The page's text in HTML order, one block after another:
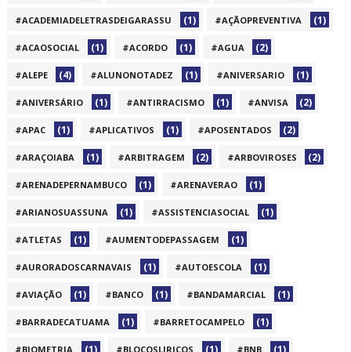
#ACADEMIADELETRASDEIGARASSU (1) #AÇÃOPREVENTIVA (1)
#ACAOSOCIAL (1) #ACORDO (1) #AGUA (2)
#ALEPE (4) #ALUNONOTADEZ (1) #ANIVERSARIO (1)
#ANIVERSÁRIO (1) #ANTIRRACISMO (1) #ANVISA (2)
#APAC (1) #APLICATIVOS (1) #APOSENTADOS (2)
#ARAÇOIABA (1) #ARBITRAGEM (2) #ARBOVIROSES (2)
#ARENADEPERNAMBUCO (1) #ARENAVERAO (1)
#ARIANOSUASSUNA (1) #ASSISTENCIASOCIAL (1)
#ATLETAS (1) #AUMENTODEPASSAGEM (1)
#AURORADOSCARNAVAIS (1) #AUTOESCOLA (1)
#AVIAÇÃO (1) #BANCO (1) #BANDAMARCIAL (1)
#BARRADECATUAMA (1) #BARRETOCAMPELO (1)
#BIOMETRIA (1) #BLOCOSLIRICOS (1) #BNB (1)